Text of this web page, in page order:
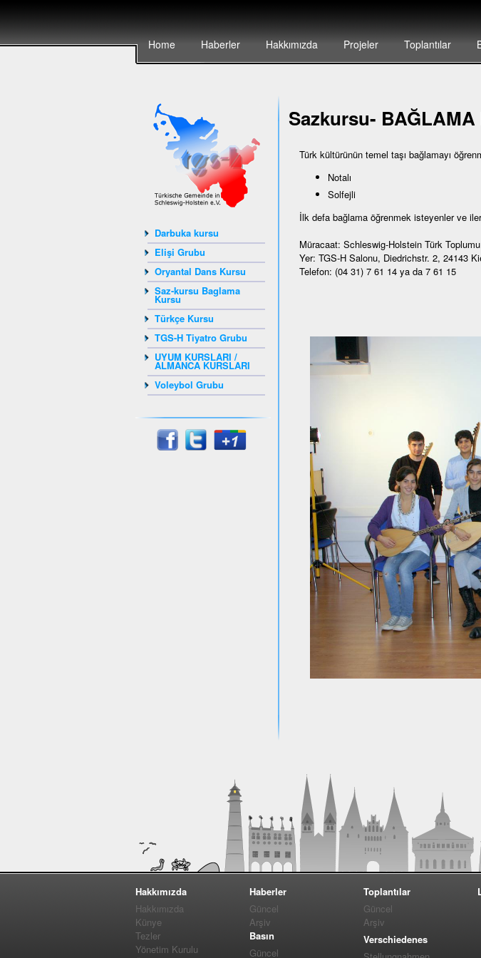
Home Haberler Hakkımızda Projeler Toplantılar
Darbuka kursu
Elişi Grubu
Oryantal Dans Kursu
Saz-kursu Baglama
Kursu
Türkçe Kursu
TGS-H Tiyatro Grubu
UYUM KURSLARI /
ALMANCA KURSLARI
Voleybol Grubu
Sazkursu- BAĞLAMA
Türk kültürünün temel taşı bağlamayı
Notalı
Solfejli
İlk defa bağlama öğrenmek isteyenler ve
Müracaat: Schleswig-Holstein Türk Toplumu
Yer: TGS-H Salonu, Diedrichstr. 2, 24143
Telefon: (04 31) 7 61 14 ya da 7 61 15
Hakkımızda
Hakkımızda
Künye
Tezler
Yönetim Kurulu
Haberler
Güncel
Arşiv
Basın
Güncel
Toplantılar
Güncel
Arşiv
Verschiedenes